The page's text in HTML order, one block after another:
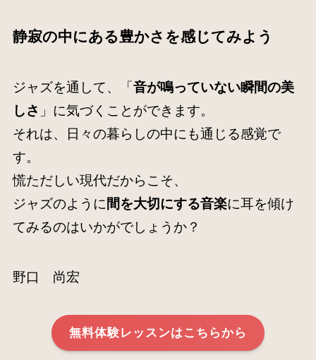
静寂の中にある豊かさを感じてみよう
ジャズを通して、「 音が鳴っていない瞬間の美
しさ 」に気づくことができます。
それは、日々の暮らしの中にも通じる感覚で
す。
慌ただしい現代だからこそ、
ジャズのように 間を大切にする音楽に耳を傾け
てみるのはいかがでしょうか？
野口 尚宏
無料体験レッスンはこちらから